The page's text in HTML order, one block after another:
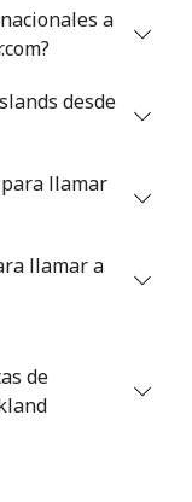
a
desde
para llamar
llamar a
de